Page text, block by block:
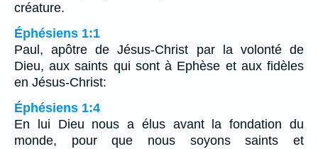
créature.
Éphésiens 1:1
Paul, apôtre de Jésus-Christ par la volonté de
Dieu, aux saints qui sont à Ephèse et aux fidèles
en Jésus-Christ:
Éphésiens 1:4
En lui Dieu nous a élus avant la fondation du
monde, pour que nous soyons saints et